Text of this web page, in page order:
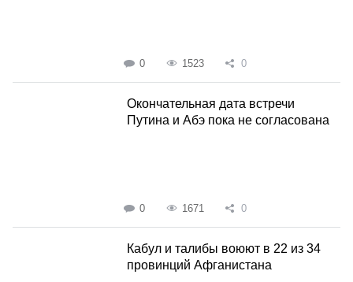
0 1523 0
Окончательная дата встречи
Путина и Абэ пока не согласована
0 1671 0
Кабул и талибы воюют в 22 из 34
провинций Афганистана